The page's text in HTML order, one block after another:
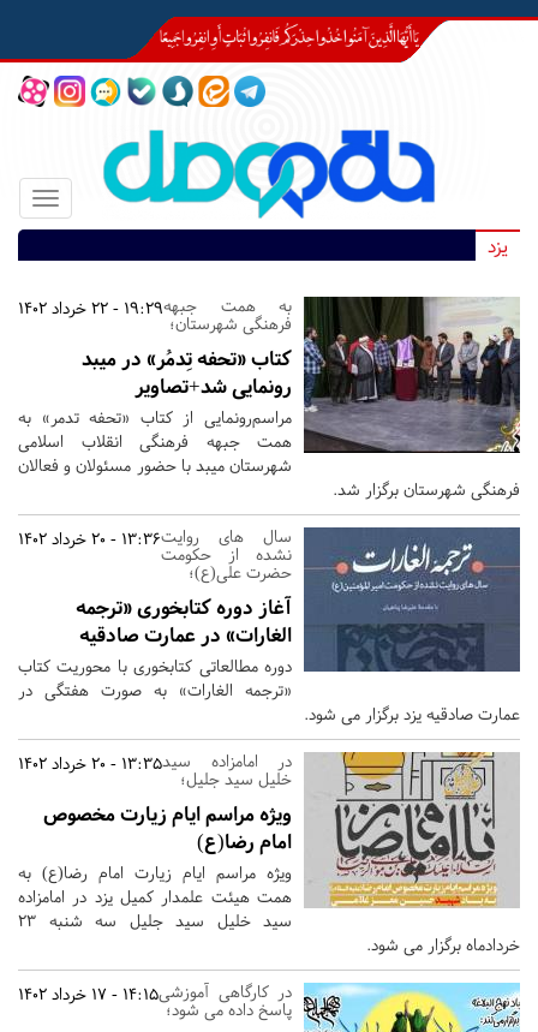
Toggle
یزد
19:29 - 22 خرداد 1402به همت جبهه
فرهنگی شهرستان؛
کتاب «تحفه تِدمُر» در میبد
رونمایی شد+تصاویر
مراسم‌رونمایی از کتاب «تحفه تدمر» به
همت جبهه فرهنگی انقلاب اسلامی
شهرستان میبد با حضور مسئولان و فعالان
فرهنگی شهرستان برگزار شد.
13:36 - 20 خرداد 1402سال های روایت
نشده از حکومت
حضرت علی(ع)؛
آغاز دوره کتابخوری «ترجمه
الغارات» در عمارت صادقیه
دوره مطالعاتی کتابخوری با محوریت کتاب
«ترجمه الغارات» به صورت هفتگی در
عمارت صادقیه یزد برگزار می شود.
13:35 - 20 خرداد 1402در امامزاده سید
خلیل سید جلیل؛
ویژه مراسم ایام زیارت مخصوص
امام رضا(ع)
ویژه مراسم ایام زیارت امام رضا(ع) به
همت هیئت علمدار کمیل یزد در امامزاده
سید خلیل سید جلیل سه شنبه 23
خردادماه برگزار می شود.
14:15 - 17 خرداد 1402در کارگاهی آموزشی
پاسخ داده می شود؛